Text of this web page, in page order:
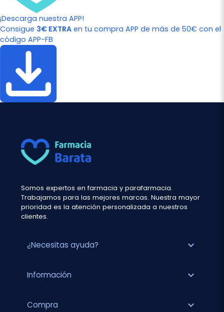
¡Descarga nuestra APP!
Consigue 3€ EXTRA en tu compra APP de más de 50€ con el
código APP-FB
Somos expertos en farmacia y parafarmacia.
Trabajamos para las mejores marcas. Nuestra mayor
prioridad es la atención personalizada a nuestros
clientes.
¿Necesitas ayuda? expand_more
Información expand_more
Compra expand_more